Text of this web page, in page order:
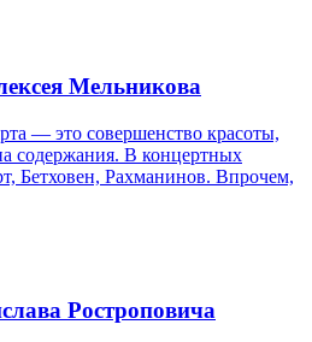
Мельникова
— это совершенство красоты,
содержания. В концертных
Бетховен, Рахманинов. Впрочем,
Ростроповича